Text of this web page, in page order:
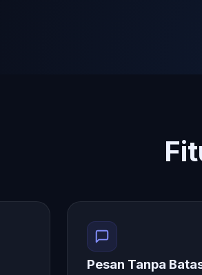
Pesan Tanpa